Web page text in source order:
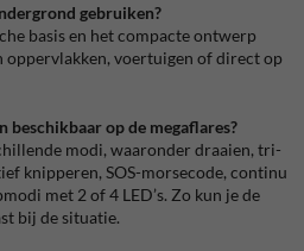
gebruiken?
basis en het compacte ontwerp
oppervlakken, voertuigen of direct op
op de megaflares?
modi, waaronder draaien, tri-
knipperen, SOS-morsecode, continu
met 2 of 4 LED’s. Zo kun je de
bij de situatie.